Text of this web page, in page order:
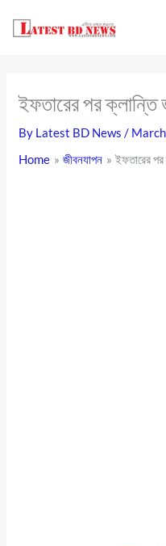
ইফতারের পর ক্লান্তি
By Latest BD News/
Home
জীবনযাপন ইফতারের পর